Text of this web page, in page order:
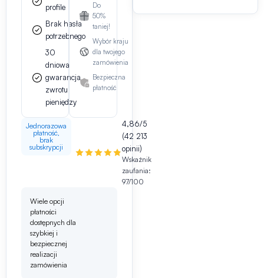
profile
Brak hasła
potrzebnego
30
dniowa
gwarancja
zwrotu
pieniędzy
Do
50%
taniej!
Wybór kraju
dla twojego
zamówienia
Bezpieczna
płatność
Jednorazowa
płatność,
brak
subskrypcji
4,86/5
(42 213
opinii)
Wskaźnik
zaufania:
97/100
Wiele opcji
płatności
dostępnych dla
szybkiej i
bezpiecznej
realizacji
zamówienia